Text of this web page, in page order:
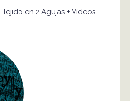
en 2 Agujas + Vídeos